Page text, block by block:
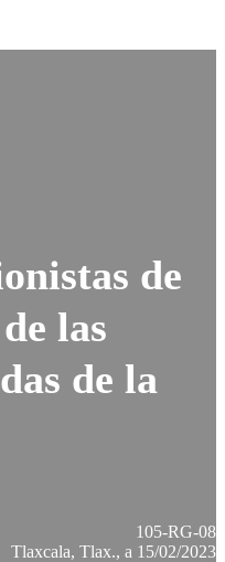
de
las
de la
105-RG-08
Tlaxcala, Tlax., a 15/02/2023